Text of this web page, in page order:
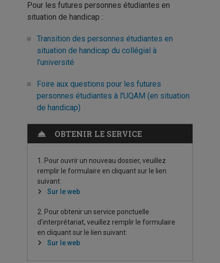
Pour les futures personnes étudiantes en
situation de handicap :
Transition des personnes étudiantes en
situation de handicap du collégial à
l'université
Foire aux questions pour les futures
personnes étudiantes à l'UQAM (en situation
de handicap)
OBTENIR LE SERVICE
1. Pour ouvrir un nouveau dossier, veuillez
remplir le formulaire en cliquant sur le lien
suivant:
Sur le web
2. Pour obtenir un service ponctuelle
d'interprétariat, veuillez remplir le formulaire
en cliquant sur le lien suivant:
Sur le web